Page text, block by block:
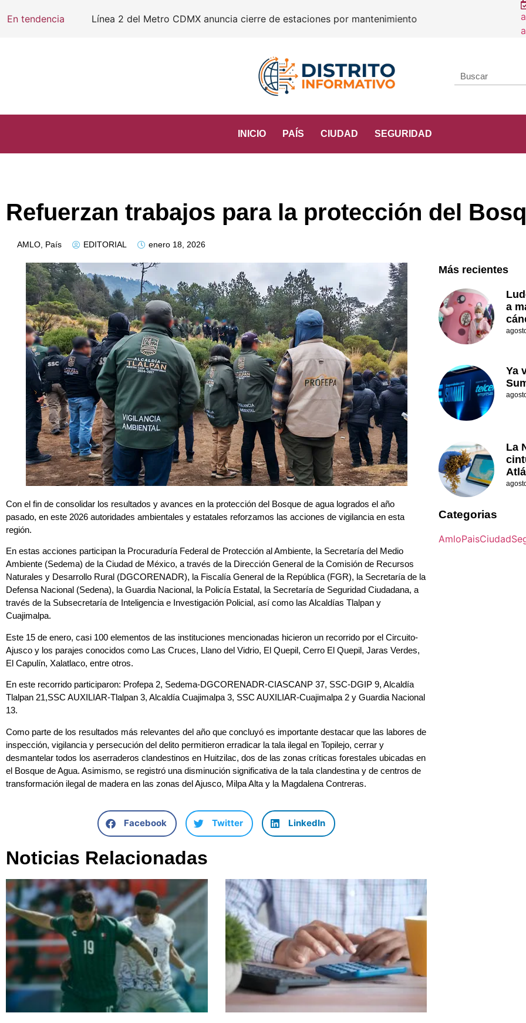
En tendencia Línea 2 del Metro CDMX anuncia cierre de estaciones por mantenimiento
INICIO PAÍS CIUDAD SEGURIDAD
Refuerzan trabajos para la protección del
AMLO País EDITORIAL enero 18, 2026
Con el fin de consolidar los resultados y avances en la protección del Bosque de agua logrados el año
pasado, en este 2026 autoridades ambientales y estatales reforzamos las acciones de vigilancia en esta
región.
En estas acciones participan la Procuraduría Federal de Protección al Ambiente, la Secretaría del Medio
Ambiente (Sedema) de la Ciudad de México, a través de la Dirección General de la Comisión de Recursos
Naturales y Desarrollo Rural (DGCORENADR), la Fiscalía General de la República (FGR), la Secretaría de la
Defensa Nacional (Sedena), la Guardia Nacional, la Policía Estatal, la Secretaría de Seguridad Ciudadana, a
través de la Subsecretaría de Inteligencia e Investigación Policial, así como las Alcaldías Tlalpan y
Cuajimalpa.
Este 15 de enero, casi 100 elementos de las instituciones mencionadas hicieron un recorrido por el Circuito-
Ajusco y los parajes conocidos como Las Cruces, Llano del Vidrio, El Quepil, Cerro El Quepil, Jaras Verdes,
El Capulín, Xalatlaco, entre otros.
En este recorrido participaron: Profepa 2, Sedema-DGCORENADR-CIASCANP 37, SSC-DGIP 9, Alcaldía
Tlalpan 21,SSC AUXILIAR-Tlalpan 3, Alcaldía Cuajimalpa 3, SSC AUXILIAR-Cuajimalpa 2 y Guardia Nacional
13.
Como parte de los resultados más relevantes del año que concluyó es importante destacar que las labores de
inspección, vigilancia y persecución del delito permitieron erradicar la tala ilegal en Topilejo, cerrar y
desmantelar todos los aserraderos clandestinos en Huitzilac, dos de las zonas críticas forestales ubicadas en
el Bosque de Agua. Asimismo, se registró una disminución significativa de la tala clandestina y de centros de
transformación ilegal de madera en las zonas del Ajusco, Milpa Alta y la Magdalena Contreras.
Facebook Twitter LinkedIn
Noticias Relacionadas
Más recientes
a
Ya
La
Categorias
AmloPaisCiudad